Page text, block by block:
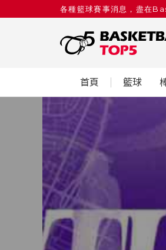
各種籃球賽事消息，盡在
首頁 籃球